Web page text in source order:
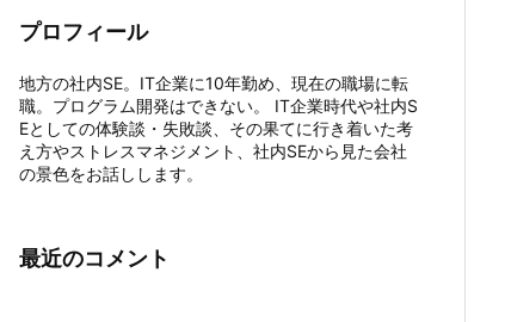
プロフィール
地方の社内SE。IT企業に10年勤め、現在の職場に転
職。プログラム開発はできない。 IT企業時代や社内S
Eとしての体験談・失敗談、その果てに行き着いた考
え方やストレスマネジメント、社内SEから見た会社
の景色をお話しします。
最近のコメント